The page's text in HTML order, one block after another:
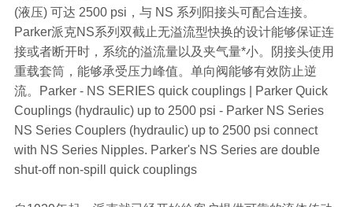
(液压) 可达 2500 psi，与 NS 系列阳接头可配合连接。
Parker派克NS系列双截止无溢流型快换的设计能够保证连
接或者断开时，系统的溢流量以及夹气量*小。阴接头使用
重载套筒，能够承受压力峰值。单向阀能够有效防止逆
流。Parker - NS SERIES quick couplings | Parker Quick
Couplings (hydraulic) up to 2500 psi - Parker NS Series
NS Series Couplers (hydraulic) up to 2500 psi connect
with NS Series Nipples. Parker's NS Series are double
shut-off non-spill quick couplings